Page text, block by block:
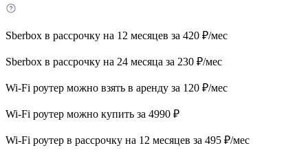
Sberbox в рассрочку на 12 месяцев за 420 ₽/мес
Sberbox в рассрочку на 24 месяца за 230 ₽/мес
Wi-Fi роутер можно взять в аренду за 120 ₽/мес
Wi-Fi роутер можно купить за 4990 ₽
Wi-Fi роутер в рассрочку на 12 месяцев за 495 ₽/мес